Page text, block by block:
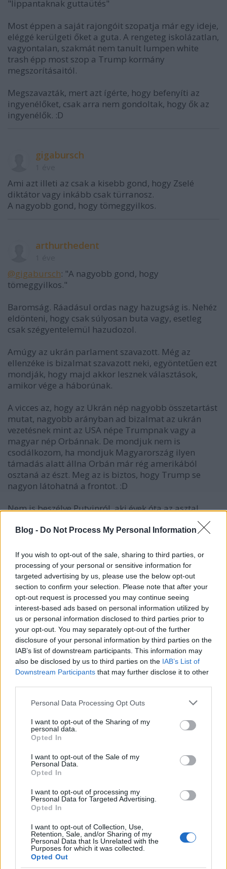
Blog - Do Not Process My Personal Information
If you wish to opt-out of the sale, sharing to third parties, or
processing of your personal or sensitive information for
targeted advertising by us, please use the below opt-out
section to confirm your selection. Please note that after your
opt-out request is processed you may continue seeing
interest-based ads based on personal information utilized by
us or personal information disclosed to third parties prior to
your opt-out. You may separately opt-out of the further
disclosure of your personal information by third parties on the
IAB’s list of downstream participants. This information may
also be disclosed by us to third parties on the IAB’s List of
Downstream Participants that may further disclose it to other
Please note that this website/app uses one or more Google
not limited to your visit or usage behaviour. You may click to
grant or deny consent to Google and its third-party tags to
use your data for below specified purposes in below Google
consent section.
Personal Data Processing Opt Outs
I want to opt-out of the Sharing of my
personal data.
Opted In
I want to opt-out of the Sale of my
Personal Data.
Opted In
I want to opt-out of processing my
Personal Data for Targeted Advertising.
Opted In
I want to opt-out of Collection, Use,
Retention, Sale, and/or Sharing of my
Personal Data that Is Unrelated with the
Purposes for which it was collected.
Opted Out
"lippantaknak guttaütés"
Most éppen a saját rajongóit szopatja már egy ideje,
eléggé kerülgeti őket a guta. A rengeteg iskolázatlan,
vagyontalan, szakmát nem tanult lumpen white
trash épp most szop a Trump kormány
megszorításaitól.
Megszavazták, mert azt ígérte, hogy befenyíti az
ingyenélőket, csak arra nem gondoltak, hogy ők az
ingyenélők. :D
gigabursch
Ami azt illeti az csak a kisebb gond, hogy Zselé
diktátor vagy inkább csak türranosz.
A nagyobb gond, hogy tömeggyilkos.
arthurthedent
@gigabursch: "A nagyobb gond, hogy
tömeggyilkos."
Baromság. Ráadásul ordas nagy hazugság is. Nehéz
eldönteni, hogy csak súlyosan buta vagy, esetleg
csak szégyentelemül hazudozol.
Amúgy az ukrán parlament szavazott. Még az
ellenzéke is bizalmat szavazott neki, egyöntetűen ezt
mondják, hogy majd akkor lesznek választások,
amikor vége a háborúnak.
A vicces az, hogy az Ukrán nép nagyobb összetartást
mutat, nagyobb arányban ad bizalmat az ukrán
vezetésnek mint az USA népe Trumpnak vagy a
magyar nép Orbánnak. De mondjuk nem is
csodálkozom, ha mondjuk Magyarország ilyen
támadás alatt állna Orbán már rég amerikából
osztaná az észt. Meg az is biztos, hogy Trump se
nagyon látohatná a frontot. :D
Nem is beszélve Putyinról, aki évek óta az asztal
másik oldalára is retteg átmenni, hátha influenzás
lesz. :D
Hát én nem nagyon rajongok Zelenszkijért, rühellem
a szlávokat, de nagyon úgy néz ki, hogy a világ
politikai vezetőeinek jó része Zelenszkij derekáig
nem ér fel. Orbán is csak Brüsszellel mer hadakozni,
de Putyinnak már véletlenül sem mer beszólni, mert
retteg tőle, hogy elkenik a száját.
gigabursch
1 éve
@arthurthedent:
A hohol parlament, ahol nincs ellenzék, mert be van
tiltva?!?
Miattam ezt a kazár tömeggyilkost úgy mosdatod,
ahogy akarod, de akkor te se vagy különb.
Meg a hohóliai kazár csürhe...
1 éve
@gigabursch: "A hohol parlament, ahol nincs
ellenzék, mert be van tiltva?!?"
Miért találsz ki ilyen butaságokat? Ezzel még Putyin
sem vádolta őket olyan abszurd.